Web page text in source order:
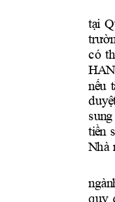
tại
tr
có th
nếu t
duyệ
sung
tiền s
Nhà
ngàn
quy